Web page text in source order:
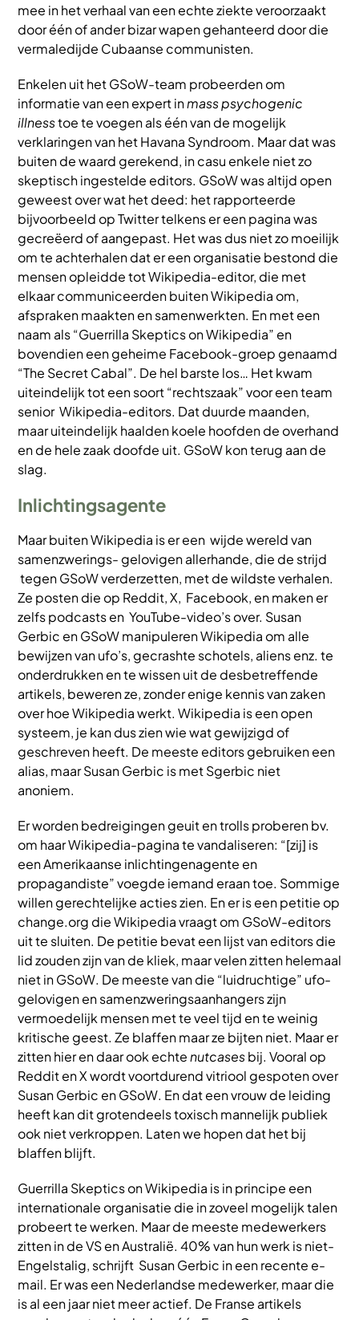
mee in het verhaal van een echte ziekte veroorzaakt
door één of ander bizar wapen gehanteerd door die
vermaledijde Cubaanse communisten.
Enkelen uit het GSoW-team probeerden om
informatie van een expert inmass psychogenic
illnesstoe te voegen als één van de mogelijk
verklaringen van het Havana Syndroom. Maar dat was
buiten de waard gerekend, in casu enkele niet zo
skeptisch ingestelde editors. GSoW was altijd open
geweest over wat het deed: het rapporteerde
bijvoorbeeld op Twitter telkens er een pagina was
gecreëerd of aangepast. Het was dus niet zo moeilijk
om te achterhalen dat er een organisatie bestond die
mensen opleidde tot Wikipedia-editor, die met
elkaar communiceerden buiten Wikipedia om,
afspraken maakten en samenwerkten. En met een
naam als “Guerrilla Skeptics on Wikipedia” en
bovendien een geheime Facebook-groep genaamd
“The Secret Cabal”. De hel barste los… Het kwam
uiteindelijk tot een soort “rechtszaak” voor een team
senior Wikipedia-editors. Dat duurde maanden,
maar uiteindelijk haalden koele hoofden de overhand
en de hele zaak doofde uit. GSoW kon terug aan de
slag.
Inlichtingsagente
Maar buiten Wikipedia is er een wijde wereld van
samenzwerings- gelovigen allerhande, die de strijd
tegen GSoW verderzetten, met de wildste verhalen.
Ze posten die op Reddit, X, Facebook, en maken er
zelfs podcasts en YouTube-video’s over. Susan
Gerbic en GSoW manipuleren Wikipedia om alle
bewijzen van ufo’s, gecrashte schotels, aliens enz. te
onderdrukken en te wissen uit de desbetreffende
artikels, beweren ze, zonder enige kennis van zaken
over hoe Wikipedia werkt. Wikipedia is een open
systeem, je kan dus zien wie wat gewijzigd of
geschreven heeft. De meeste editors gebruiken een
alias, maar Susan Gerbic is met Sgerbic niet
anoniem.
Er worden bedreigingen geuit en trolls proberen bv.
om haar Wikipedia-pagina te vandaliseren: “[zij] is
een Amerikaanse inlichtingenagente en
propagandiste” voegde iemand eraan toe. Sommige
willen gerechtelijke acties zien. En er is een petitie op
change.org die Wikipedia vraagt om GSoW-editors
uit te sluiten. De petitie bevat een lijst van editors die
lid zouden zijn van de kliek, maar velen zitten helemaal
niet in GSoW. De meeste van die “luidruchtige” ufo-
gelovigen en samenzweringsaanhangers zijn
vermoedelijk mensen met te veel tijd en te weinig
kritische geest. Ze blaffen maar ze bijten niet. Maar er
zitten hier en daar ook echtenutcasesbij. Vooral op
Reddit en X wordt voortdurend vitriool gespoten over
Susan Gerbic en GSoW. En dat een vrouw de leiding
heeft kan dit grotendeels toxisch mannelijk publiek
ook niet verkroppen. Laten we hopen dat het bij
blaffen blijft.
Guerrilla Skeptics on Wikipedia is in principe een
internationale organisatie die in zoveel mogelijk talen
probeert te werken. Maar de meeste medewerkers
zitten in de VS en Australië. 40% van hun werk is niet-
Engelstalig, schrijft Susan Gerbic in een recente e-
mail. Er was een Nederlandse medewerker, maar die
is al een jaar niet meer actief. De Franse artikels